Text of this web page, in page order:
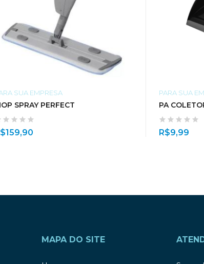
SUA EMPRESA
SPRAY PERFECT
159,90
PARA SUA
PA
R$9,99
MAPA DO SITE